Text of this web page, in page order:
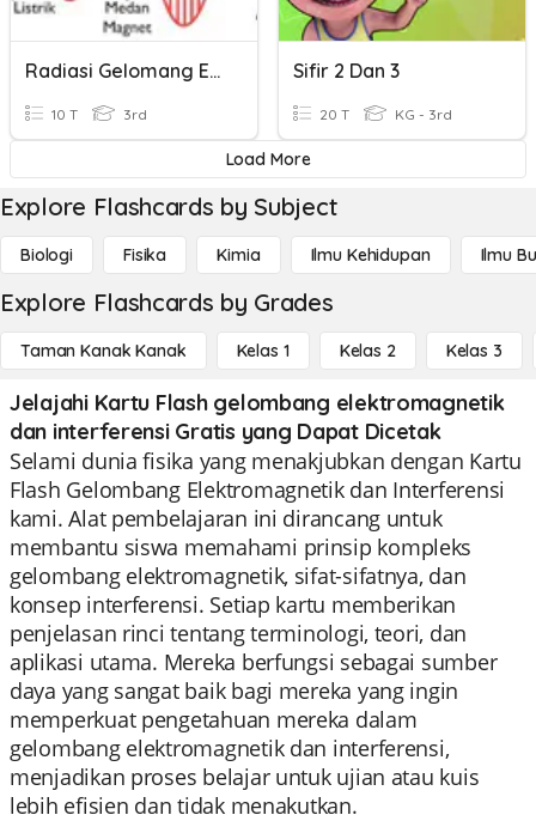
Radiasi Gelomang Elektromagnetik
10 T 3rd
Sifir 2 Dan 3
20 T KG - 3rd
Load More
Explore Flashcards by Subject
Biologi Fisika Kimia Ilmu Kehidupan Ilmu
Explore Flashcards by Grades
Taman Kanak Kanak Kelas 1 Kelas 2 Kelas 3
Jelajahi Kartu Flash gelombang elektromagnetik
dan interferensi Gratis yang Dapat Dicetak
Selami dunia fisika yang menakjubkan dengan Kartu
Flash Gelombang Elektromagnetik dan Interferensi
kami. Alat pembelajaran ini dirancang untuk
membantu siswa memahami prinsip kompleks
gelombang elektromagnetik, sifat-sifatnya, dan
konsep interferensi. Setiap kartu memberikan
penjelasan rinci tentang terminologi, teori, dan
aplikasi utama. Mereka berfungsi sebagai sumber
daya yang sangat baik bagi mereka yang ingin
memperkuat pengetahuan mereka dalam
gelombang elektromagnetik dan interferensi,
menjadikan proses belajar untuk ujian atau kuis
lebih efisien dan tidak menakutkan.